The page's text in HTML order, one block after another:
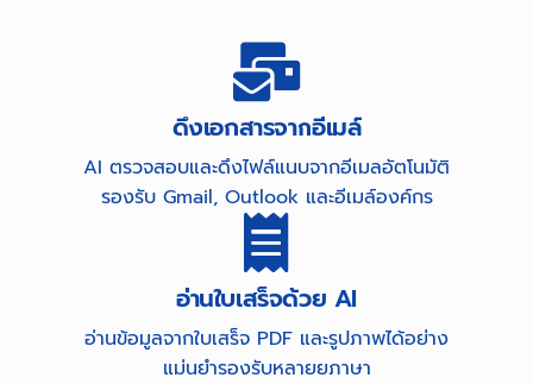
ดึงเอกสารจากอีเมล์
AI ตรวจสอบและดึงไฟล์แนบจากอีเมลอัตโนมัติ
รองรับ Gmail, Outlook และอีเมล์องค์กร
อ่านใบเสร็จด้วย AI
อ่านข้อมูลจากใบเสร็จ PDF และรูปภาพได้อย่าง
แม่นยำรองรับหลายยภาษา